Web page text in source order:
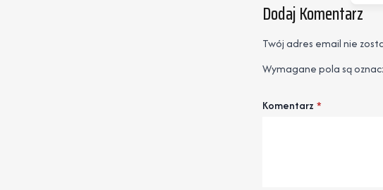
Dodaj Komentarz
Twój adres email nie
Wymagane pola są
Komentarz *